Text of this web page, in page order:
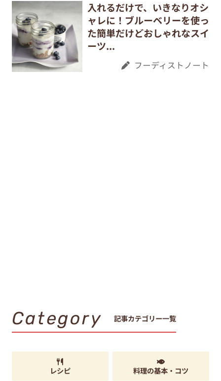
入れるだけで、いきなりオシ
ャレに！ブルーベリーを使っ
た簡単だけどおしゃれなスイ
ーツ...
フーディストノート
Category 記事カテゴリー一覧
レシピ 料理の基本・コツ